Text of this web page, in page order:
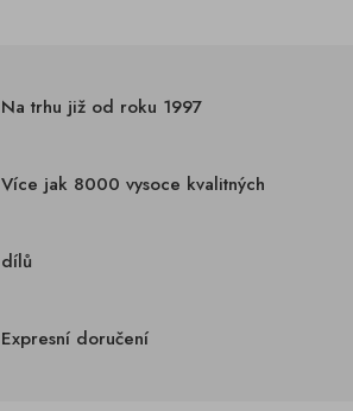
Na trhu již od roku 1997
Více jak 8000 vysoce kvalitných
dílů
Expresní doručení